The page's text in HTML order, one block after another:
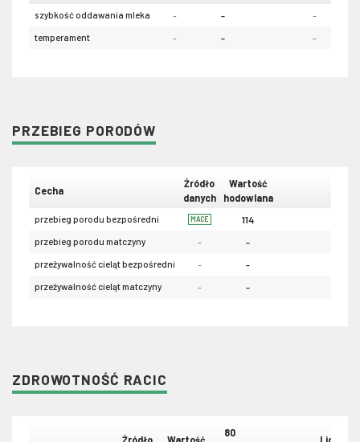
szybkość oddawania mleka - - -
temperament - - -
PRZEBIEG PORODÓW
Cecha
Źródło
danych
Wartość
hodowlana
przebieg porodu bezpośredni MACE 114
przebieg porodu matczyny - -
przeżywalność cieląt bezpośredni - -
przeżywalność cieląt matczyny - -
ZDROWOTNOŚĆ RACIC
Źródło
Wartość
80
Liczba